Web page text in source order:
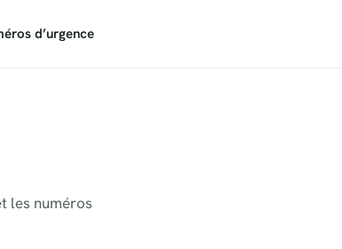
d’urgence
les numéros